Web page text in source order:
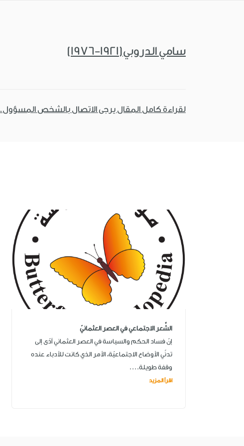
سامي الدروبي(1921-1976)
لقراءة كامل المقال يرجى الاتصال بالشخص المسؤول.
الشِّعر الاجتماعي في العصر العثمانيّ
إنّ فساد الحكم والسياسة في العصر العثماني أدّى إلى
تدنّي الأوضاع الاجتماعيّة، الأمر الذي كانت للأدباء عنده
وقفة طويلة....
اقرأ المزيد